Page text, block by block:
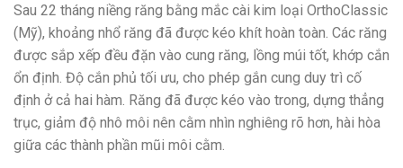
Sau 22 tháng niềng răng bằng mắc cài kim loại OrthoClassic
(Mỹ), khoảng nhổ răng đã được kéo khít hoàn toàn. Các răng
được sắp xếp đều đặn vào cung răng, lồng múi tốt, khớp cắn
ổn định. Độ cắn phủ tối ưu, cho phép gắn cung duy trì cố
định ở cả hai hàm. Răng đã được kéo vào trong, dựng thẳng
trục, giảm độ nhô môi nên cằm nhìn nghiêng rõ hơn, hài hòa
giữa các thành phần mũi môi cằm.